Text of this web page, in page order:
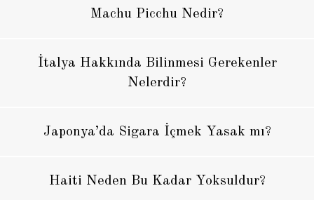
Machu Picchu Nedir?
İtalya Hakkında Bilinmesi Gerekenler
Nelerdir?
Japonya’da Sigara İçmek Yasak mı?
Haiti Neden Bu Kadar Yoksuldur?